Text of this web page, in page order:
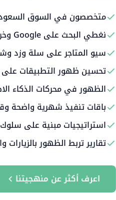
متخصصون في السوق
نغطي البحث على Google وخرائطه وملفات الأعمال
سيو المتاجر على سلة وزد
تحسين ظهور التطبيقات على App Store و Google Play
الظهور في محركات الذكاء
باقات تنفيذ شهرية واضحة
استراتيجيات مبنية على
تقارير تربط الظهور بالزيارات
اعرف أكثر عن منهجيتنا